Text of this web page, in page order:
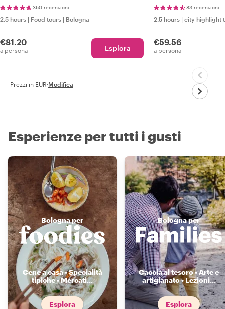
360 recensioni
2.5 hours | Food tours | Bologna
€81.20
a persona Esplora
83 recensioni
2.5 hours | city highlight
€59.56
a persona
Prezzi in EUR·Modifica
Esperienze per tutti i gusti
Bologna per
Cene a casa • Specialità
tipiche • Mercati...
Esplora
Bologna per
Caccia al tesoro • Arte e
artigianato • Lezioni...
Esplora